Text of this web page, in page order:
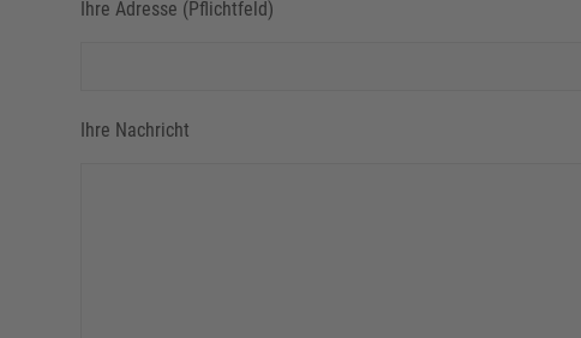
Ihre Adresse (Pflichtfeld)
Ihre Nachricht